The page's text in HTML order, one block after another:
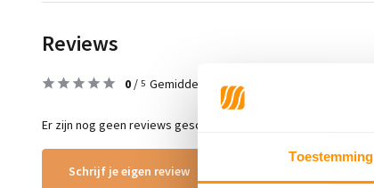
Toestemming
Reviews
0 / 5 Gemiddelde uit 0 beoordelingen
Er zijn nog geen reviews geschreven over dit product..
Schrijf je eigen review